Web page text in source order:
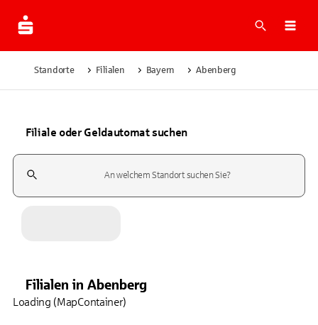
Suche
Standorte Filialen Bayern Abenberg
Filiale oder Geldautomat suchen
Suchfeld
Filialen in Abenberg
Loading (MapContainer)